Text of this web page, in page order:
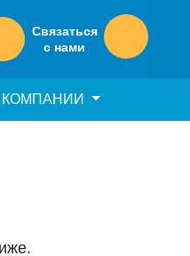
Связаться
с нами